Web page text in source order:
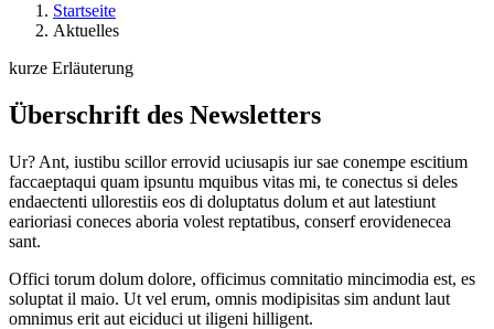
Startseite
Aktuelles
kurze Erläuterung
Überschrift des Newsletters
Ur? Ant, iustibu scillor errovid uciusapis iur sae conempe escitium
faccaeptaqui quam ipsuntu mquibus vitas mi, te conectus si deles
endaectenti ullorestiis eos di doluptatus dolum et aut latestiunt
earioriasi coneces aboria volest reptatibus, conserf erovidenecea
sant.
Offici torum dolum dolore, officimus comnitatio mincimodia est, es
soluptat il maio. Ut vel erum, omnis modipisitas sim andunt laut
omnimus erit aut eiciduci ut iligeni hilligent.